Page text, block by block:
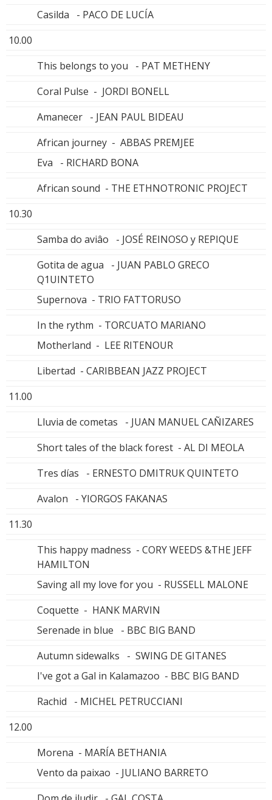
Casilda - PACO DE LUCÍA
10.00
This belongs to you - PAT METHENY
Coral Pulse - JORDI BONELL
Amanecer - JEAN PAUL BIDEAU
African journey - ABBAS PREMJEE
Eva - RICHARD BONA
African sound - THE ETHNOTRONIC PROJECT
10.30
Samba do aviâo - JOSÉ REINOSO y REPIQUE
Gotita de agua - JUAN PABLO GRECO
Q1UINTETO
Supernova - TRIO FATTORUSO
In the rythm - TORCUATO MARIANO
Motherland - LEE RITENOUR
Libertad - CARIBBEAN JAZZ PROJECT
11.00
Lluvia de cometas - JUAN MANUEL CAÑIZARES
Short tales of the black forest - AL DI MEOLA
Tres días - ERNESTO DMITRUK QUINTETO
Avalon - YIORGOS FAKANAS
11.30
This happy madness - CORY WEEDS &THE JEFF
HAMILTON
Saving all my love for you - RUSSELL MALONE
Coquette - HANK MARVIN
Serenade in blue - BBC BIG BAND
Autumn sidewalks - SWING DE GITANES
I've got a Gal in Kalamazoo - BBC BIG BAND
Rachid - MICHEL PETRUCCIANI
12.00
Morena - MARÍA BETHANIA
Vento da paixao - JULIANO BARRETO